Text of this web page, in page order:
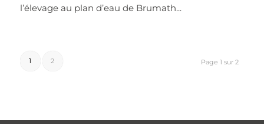
l’élevage au plan d’eau de Brumath...
Page 1 sur 2
1 2